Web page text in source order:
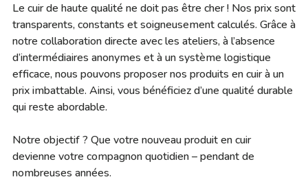
Le cuir de haute qualité ne doit pas être cher ! Nos prix sont
transparents, constants et soigneusement calculés. Grâce à
notre collaboration directe avec les ateliers, à l’absence
d’intermédiaires anonymes et à un système logistique
efficace, nous pouvons proposer nos produits en cuir à un
prix imbattable. Ainsi, vous bénéficiez d’une qualité durable
qui reste abordable.
Notre objectif ? Que votre nouveau produit en cuir
devienne votre compagnon quotidien – pendant de
nombreuses années.